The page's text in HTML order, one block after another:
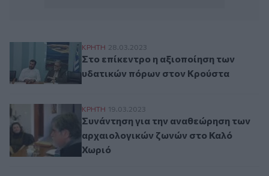
Στο επίκεντρο η αξιοποίηση των
ΚΡΗΤΗ 28.03.2023
Στο επίκεντρο η αξιοποίηση των
υδατικών πόρων στον Κρούστα
Συνάντηση για την αναθεώρηση των
ΚΡΗΤΗ 19.03.2023
Συνάντηση για την αναθεώρηση των
αρχαιολογικών ζωνών στο Καλό
Χωριό